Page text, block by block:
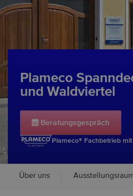
Plameco
und Waldviertel
Beratungsgespräch
Plameco® Fachbetrieb
Über uns